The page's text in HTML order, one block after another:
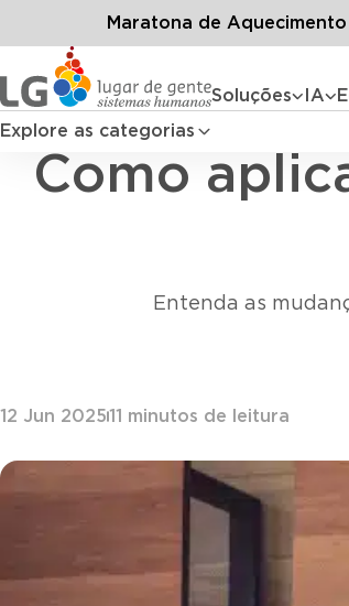
Soluções IA
Explore as categorias
Maratona de
Como
Entenda as
12 Jun 202511 minutos de leitura